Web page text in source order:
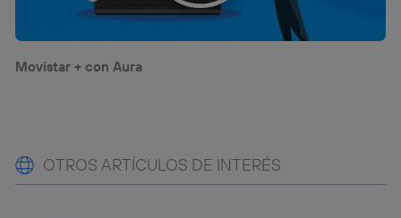
Movistar + con Aura
OTROS ARTÍCULOS DE INTERÉS